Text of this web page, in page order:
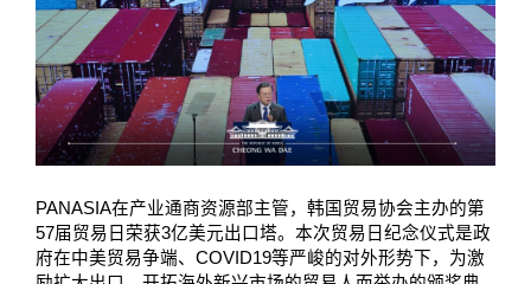
PANASIA在产业通商资源部主管，韩国贸易协会主办的第
57届贸易日荣获3亿美元出口塔。本次贸易日纪念仪式是政
府在中美贸易争端、 COVID19等严峻的对外形势下，为激